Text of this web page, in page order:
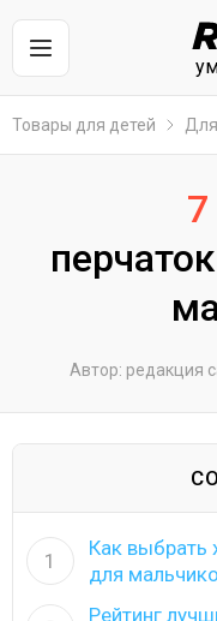
Товары для детей
Автор: редакция
1
Как выбрать
для
Рейтинг